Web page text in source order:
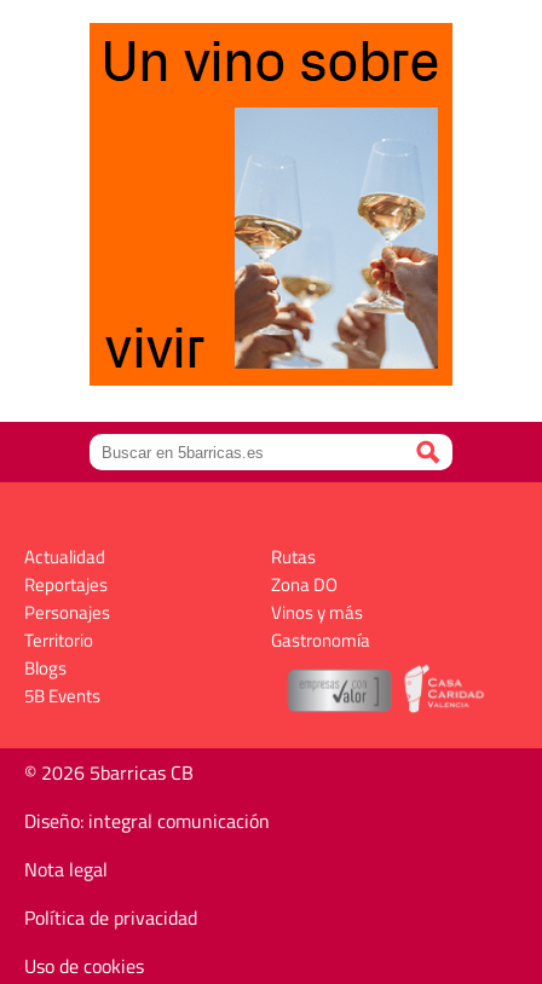
Actualidad
Reportajes
Personajes
Territorio
Rutas
Zona DO
Vinos y más
Gastronomía
Blogs
5B Events
© 2026 5barricas CB
Diseño: integral comunicación
Nota legal
Política de privacidad
Uso de cookies